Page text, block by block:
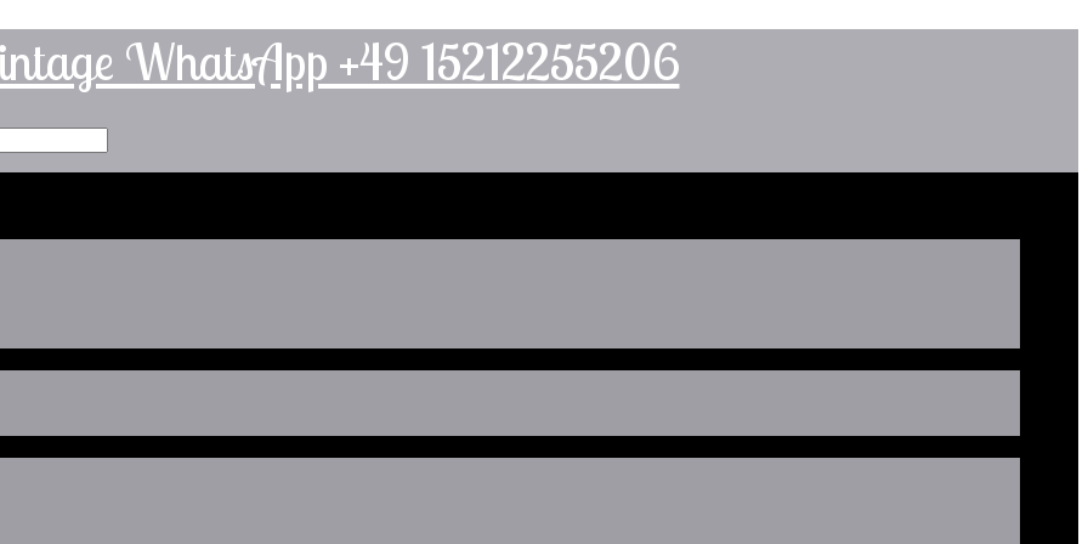
WhatsApp +49 15212255206